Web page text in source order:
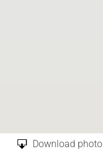
Download photo